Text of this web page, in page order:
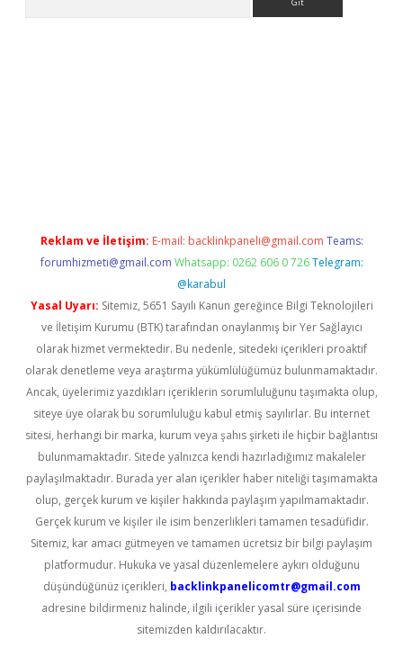
Reklam ve İletişim: E-mail: backlinkpaneli@gmail.com Teams:
forumhizmeti@gmail.com Whatsapp: 0262 606 0 726 Telegram:
@karabul
Yasal Uyarı: Sitemiz, 5651 Sayılı Kanun gereğince Bilgi Teknolojileri
ve İletişim Kurumu (BTK) tarafından onaylanmış bir Yer Sağlayıcı
olarak hizmet vermektedir. Bu nedenle, sitedeki içerikleri proaktif
olarak denetleme veya araştırma yükümlülüğümüz bulunmamaktadır.
Ancak, üyelerimiz yazdıkları içeriklerin sorumluluğunu taşımakta olup,
siteye üye olarak bu sorumluluğu kabul etmiş sayılırlar. Bu internet
sitesi, herhangi bir marka, kurum veya şahıs şirketi ile hiçbir bağlantısı
bulunmamaktadır. Sitede yalnızca kendi hazırladığımız makaleler
paylaşılmaktadır. Burada yer alan içerikler haber niteliği taşımamakta
olup, gerçek kurum ve kişiler hakkında paylaşım yapılmamaktadır.
Gerçek kurum ve kişiler ile isim benzerlikleri tamamen tesadüfidir.
Sitemiz, kar amacı gütmeyen ve tamamen ücretsiz bir bilgi paylaşım
platformudur. Hukuka ve yasal düzenlemelere aykırı olduğunu
düşündüğünüz içerikleri, backlinkpanelicomtr@gmail.com
adresine bildirmeniz halinde, ilgili içerikler yasal süre içerisinde
sitemizden kaldırılacaktır.